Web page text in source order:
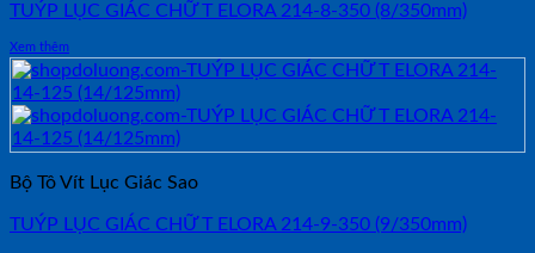
TUÝP LỤC GIÁC CHỮ T ELORA 214-8-350 (8/350mm)
Xem thêm
Bộ Tô Vít Lục Giác Sao
TUÝP LỤC GIÁC CHỮ T ELORA 214-9-350 (9/350mm)